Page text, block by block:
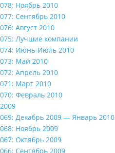
078: Ноябрь 2010
077: Сентябрь 2010
076: Август 2010
075: Лучшие компании
074: Июнь-Июль 2010
073: Май 2010
072: Апрель 2010
071: Март 2010
070: Февраль 2010
2009
069: Декабрь 2009 — Январь 2010
068: Ноябрь 2009
067: Октябрь 2009
066: Сентябрь 2009